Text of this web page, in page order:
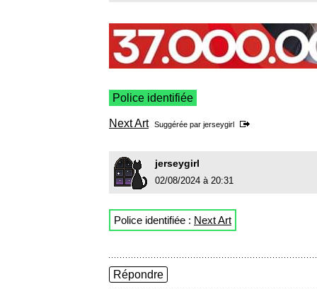
Police identifiée
Next Art Suggérée par jerseygirl
jerseygirl
02/08/2024 à 20:31
Police identifiée : Next Art
Répondre